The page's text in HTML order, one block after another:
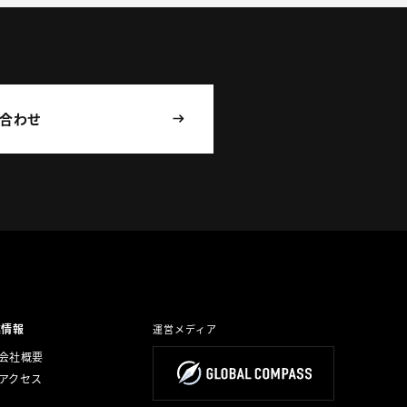
わせ
報
社概要
クセス
運営メディア